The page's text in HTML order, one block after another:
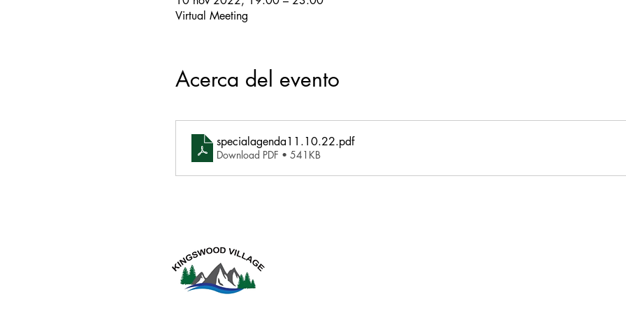
Virtual Meeting
Acerca del evento
specialagenda11.10.22.pdf
Download PDF • 541KB